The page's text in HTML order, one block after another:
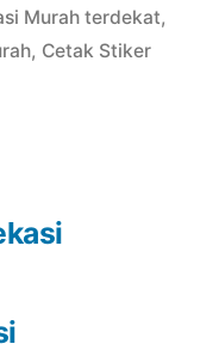
Murah terdekat,
, Cetak Stiker